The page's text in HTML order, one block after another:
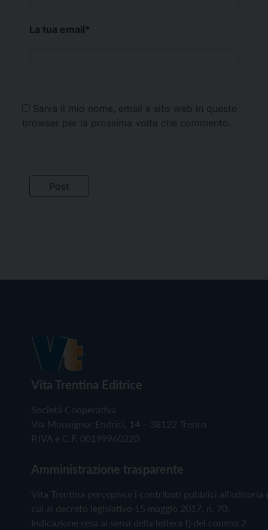
La tua email*
Salva il mio nome, email e sito web in questo
browser per la prossima volta che commento.
Vita Trentina Editrice
Società Cooperativa
Via Monsignor Endrici, 14 – 38122 Trento
P.IVA e C.F. 00199960220
Amministrazione trasparente
Vita Trentina percepisce i contributi pubblici all'editoria
cui al decreto legislativo 15 maggio 2017, n. 70.
Indicazione resa ai sensi della lettera f) del comma 2